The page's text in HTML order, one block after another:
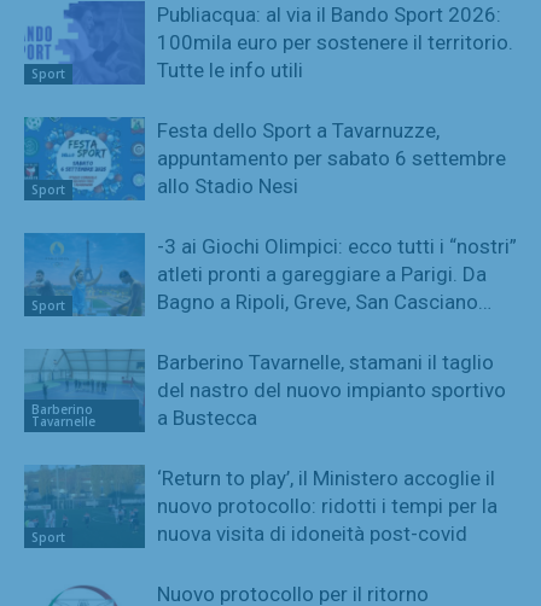
Sport
Publiacqua: al via il Bando Sport 2026:
100mila euro per sostenere il territorio.
Tutte le info utili
Sport
Festa dello Sport a Tavarnuzze,
appuntamento per sabato 6 settembre
allo Stadio Nesi
Sport
-3 ai Giochi Olimpici: ecco tutti i “nostri”
atleti pronti a gareggiare a Parigi. Da
Bagno a Ripoli, Greve, San Casciano…
Barberino
Tavarnelle
Barberino Tavarnelle, stamani il taglio
del nastro del nuovo impianto sportivo
a Bustecca
Sport
‘Return to play’, il Ministero accoglie il
nuovo protocollo: ridotti i tempi per la
nuova visita di idoneità post-covid
Nuovo protocollo per il ritorno